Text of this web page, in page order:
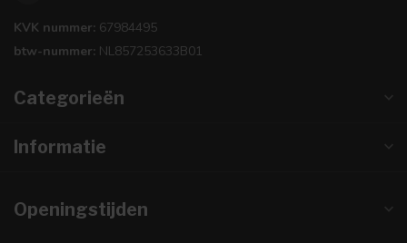
KVK nummer: 67984495
btw-nummer: NL857253633B01
Categorieën
Informatie
Openingstijden